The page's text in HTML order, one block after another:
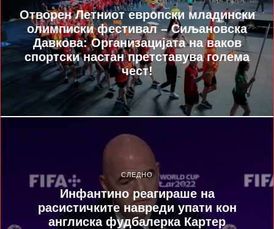
Отворен Летниот европски младински
олимписки фестивал – Сиљановска
Давкова: Организацијата на ваков
спортски настан претставува голема
чест!
СЛЕДНО
Инфантино реагираше на
расистичките навреди упати кон
англиска фудбалерка Картер